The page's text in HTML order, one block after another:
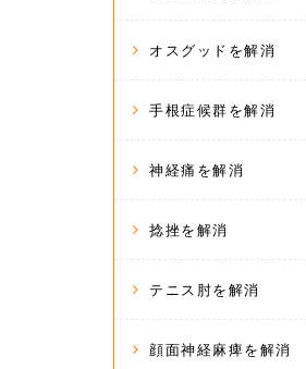
オスグッドを解消
手根症候群を解消
神経痛を解消
捻挫を解消
テニス肘を解消
顔面神経麻痺を解消